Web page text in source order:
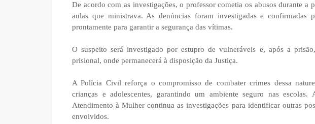
De acordo com as investigações, o professor cometia os abusos durante a
aulas que ministrava. As denúncias foram investigadas e confirmadas
prontamente para garantir a segurança das vítimas.
O suspeito será investigado por estupro de vulneráveis e, após a
prisional, onde permanecerá à disposição da Justiça.
A Polícia Civil reforça o compromisso de combater crimes dessa
crianças e adolescentes, garantindo um ambiente seguro nas escolas.
Atendimento à Mulher continua as investigações para identificar outras
envolvidos.